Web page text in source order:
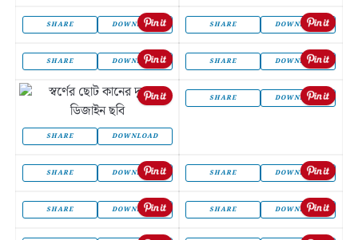
SHARE DOWNLOAD SHARE DOWNLOAD
SHARE DOWNLOAD SHARE DOWNLOAD
SHARE DOWNLOAD
SHARE DOWNLOAD
SHARE DOWNLOAD SHARE DOWNLOAD
SHARE DOWNLOAD SHARE DOWNLOAD